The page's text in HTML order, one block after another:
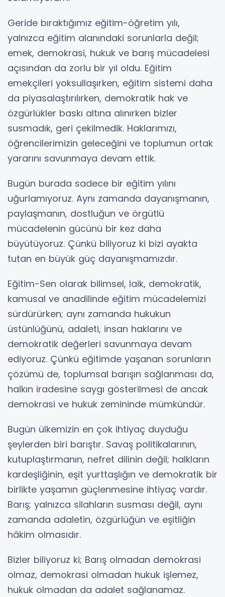
Geride bıraktığımız eğitim-öğretim yılı,
yalnızca eğitim alanındaki sorunlarla değil;
emek, demokrasi, hukuk ve barış mücadelesi
açısından da zorlu bir yıl oldu. Eğitim
emekçileri yoksullaşırken, eğitim sistemi daha
da piyasalaştırılırken, demokratik hak ve
özgürlükler baskı altına alınırken bizler
susmadık, geri çekilmedik. Haklarımızı,
öğrencilerimizin geleceğini ve toplumun ortak
yararını savunmaya devam ettik.
Bugün burada sadece bir eğitim yılını
uğurlamıyoruz. Aynı zamanda dayanışmanın,
paylaşmanın, dostluğun ve örgütlü
mücadelenin gücünü bir kez daha
büyütüyoruz. Çünkü biliyoruz ki bizi ayakta
tutan en büyük güç dayanışmamızdır.
Eğitim-Sen olarak bilimsel, laik, demokratik,
kamusal ve anadilinde eğitim mücadelemizi
sürdürürken; aynı zamanda hukukun
üstünlüğünü, adaleti, insan haklarını ve
demokratik değerleri savunmaya devam
ediyoruz. Çünkü eğitimde yaşanan sorunların
çözümü de, toplumsal barışın sağlanması da,
halkın iradesine saygı gösterilmesi de ancak
demokrasi ve hukuk zemininde mümkündür.
Bugün ülkemizin en çok ihtiyaç duyduğu
şeylerden biri barıştır. Savaş politikalarının,
kutuplaştırmanın, nefret dilinin değil; halkların
kardeşliğinin, eşit yurttaşlığın ve demokratik bir
birlikte yaşamın güçlenmesine ihtiyaç vardır.
Barış; yalnızca silahların susması değil, aynı
zamanda adaletin, özgürlüğün ve eşitliğin
hâkim olmasıdır.
Bizler biliyoruz ki; Barış olmadan demokrasi
olmaz, demokrasi olmadan hukuk işlemez,
hukuk olmadan da adalet sağlanamaz.